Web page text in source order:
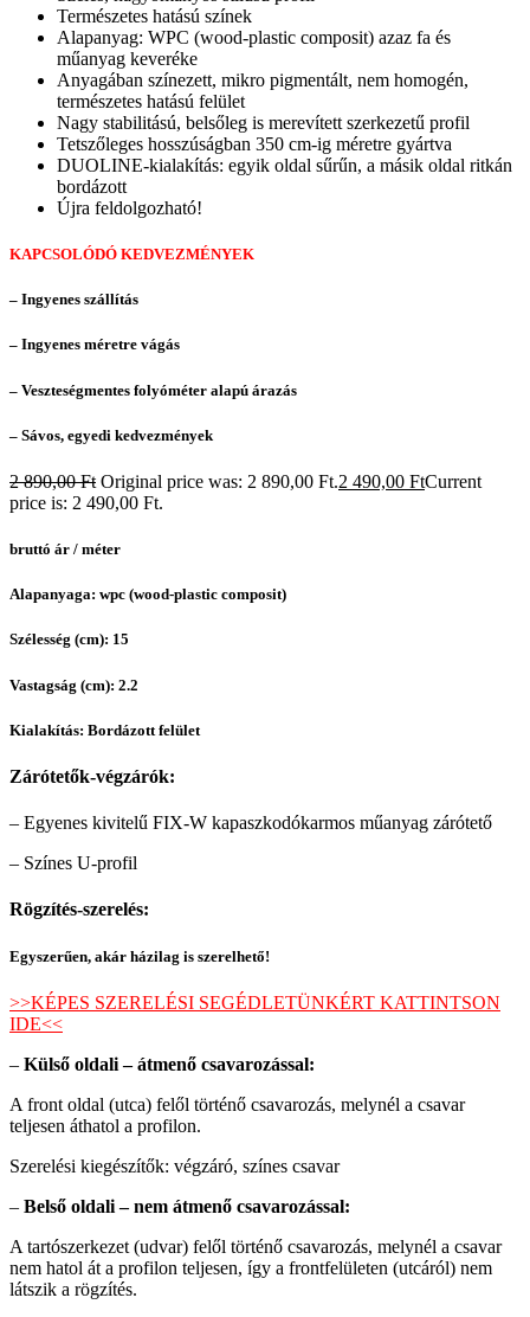
Természetes hatású színek
Alapanyag: WPC (wood-plastic composit) azaz fa és
műanyag keveréke
Anyagában színezett, mikro pigmentált, nem homogén,
természetes hatású felület
Nagy stabilitású, belsőleg is merevített szerkezetű profil
Tetszőleges hosszúságban 350 cm-ig méretre gyártva
DUOLINE-kialakítás: egyik oldal sűrűn, a másik oldal ritkán
bordázott
Újra feldolgozható!
KAPCSOLÓDÓ KEDVEZMÉNYEK
– Ingyenes szállítás
– Ingyenes méretre vágás
– Veszteségmentes folyóméter alapú árazás
– Sávos, egyedi kedvezmények
2 890,00Ft Original price was: 2 890,00 Ft.2 490,00 FtCurrent
price is: 2 490,00 Ft.
bruttó ár / méter
Alapanyaga: wpc (wood-plastic composit)
Szélesség (cm): 15
Vastagság (cm): 2.2
Kialakítás: Bordázott felület
Zárótetők-végzárók:
– Egyenes kivitelű FIX-W kapaszkodókarmos műanyag zárótető
– Színes U-profil
Rögzítés-szerelés:
Egyszerűen, akár házilag is szerelhető!
>>KÉPES SZERELÉSI SEGÉDLETÜNKÉRT KATTINTSON
IDE<<
– Külső oldali – átmenő csavarozással:
A front oldal (utca) felől történő csavarozás, melynél a csavar
teljesen áthatol a profilon.
Szerelési kiegészítők: végzáró, színes csavar
– Belső oldali – nem átmenő csavarozással:
A tartószerkezet (udvar) felől történő csavarozás, melynél a csavar
nem hatol át a profilon teljesen, így a frontfelületen (utcáról) nem
látszik a rögzítés.